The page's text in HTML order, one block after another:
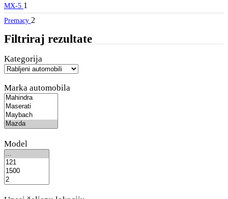
MX-5 1
Premacy 2
Filtriraj rezultate
Kategorija
Marka automobila
Model